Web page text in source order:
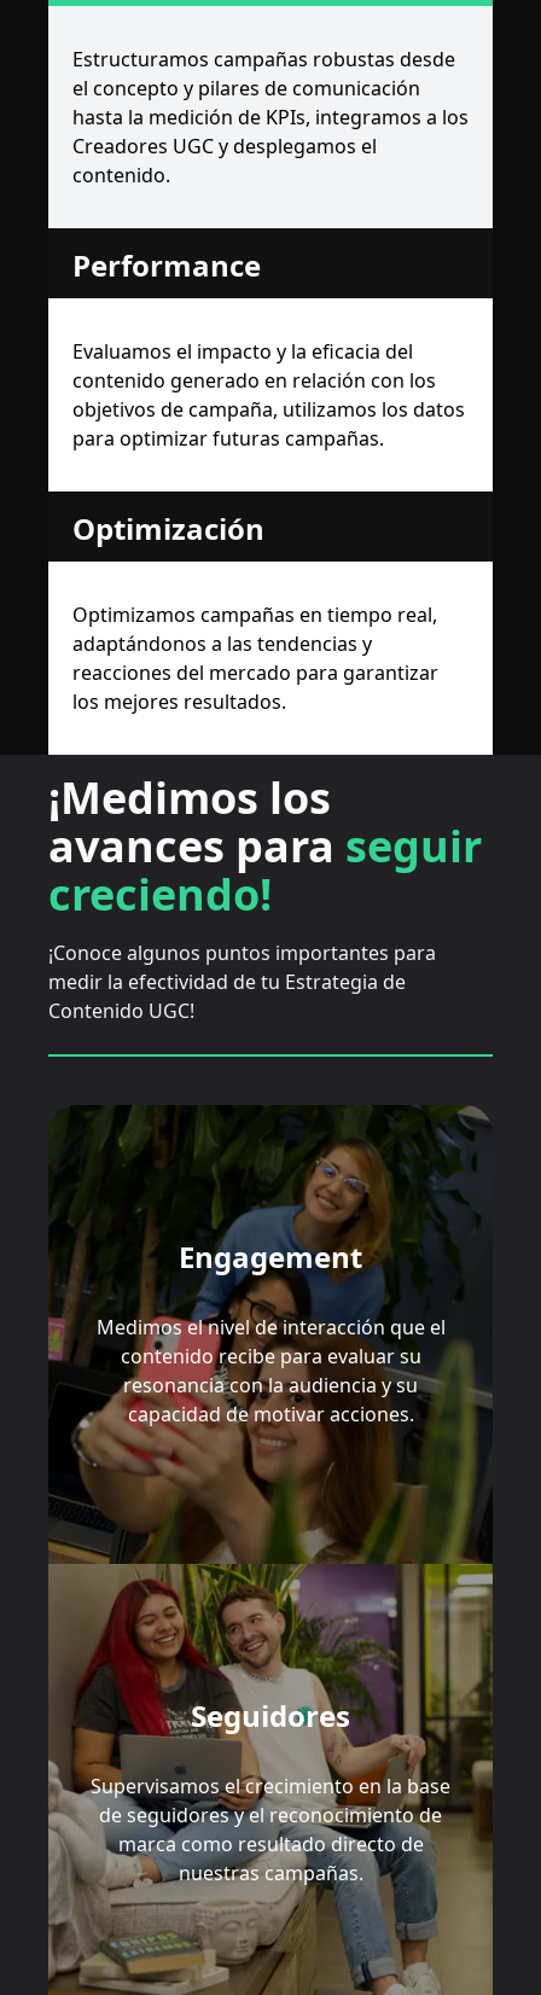
Estructuramos campañas robustas desde
el concepto y pilares de comunicación
hasta la medición de KPIs, integramos a los
Creadores UGC y desplegamos el
contenido.
Performance
Evaluamos el impacto y la eficacia del
contenido generado en relación con los
objetivos de campaña, utilizamos los datos
para optimizar futuras campañas.
Optimización
Optimizamos campañas en tiempo real,
adaptándonos a las tendencias y
reacciones del mercado para garantizar
los mejores resultados.
¡Medimos los
avances para seguir
creciendo!
¡Conoce algunos puntos importantes para
medir la efectividad de tu Estrategia de
Contenido UGC!
Engagement
Medimos el nivel de interacción que el
contenido recibe para evaluar su
resonancia con la audiencia y su
capacidad de motivar acciones.
Seguidores
Supervisamos el crecimiento en la base
de seguidores y el reconocimiento de
marca como resultado directo de
nuestras campañas.